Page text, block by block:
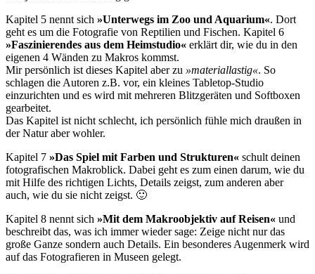
Kapitel 5 nennt sich »Unterwegs im Zoo und Aquarium«. Dort
geht es um die Fotografie von Reptilien und Fischen. Kapitel 6
»Faszinierendes aus dem Heimstudio« erklärt dir, wie du in den
eigenen 4 Wänden zu Makros kommst.
Mir persönlich ist dieses Kapitel aber zu »materiallastig«. So
schlagen die Autoren z.B. vor, ein kleines Tabletop-Studio
einzurichten und es wird mit mehreren Blitzgeräten und Softboxen
gearbeitet.
Das Kapitel ist nicht schlecht, ich persönlich fühle mich draußen in
der Natur aber wohler.
Kapitel 7 »Das Spiel mit Farben und Strukturen« schult deinen
fotografischen Makroblick. Dabei geht es zum einen darum, wie du
mit Hilfe des richtigen Lichts, Details zeigst, zum anderen aber
auch, wie du sie nicht zeigst. 🙂
Kapitel 8 nennt sich »Mit dem Makroobjektiv auf Reisen« und
beschreibt das, was ich immer wieder sage: Zeige nicht nur das
große Ganze sondern auch Details. Ein besonderes Augenmerk wird
auf das Fotografieren in Museen gelegt.